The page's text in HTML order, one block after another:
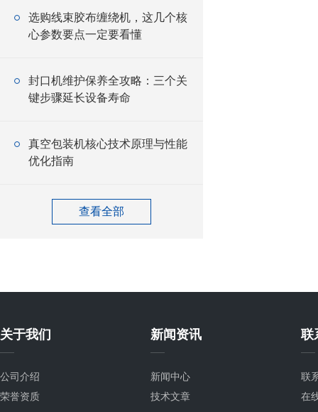
选购线束胶布缠绕机，这几个核
心参数要点一定要看懂
封口机维护保养全攻略：三个关
键步骤延长设备寿命
真空包装机核心技术原理与性能
优化指南
查看全部
关于我们
公司介绍
荣誉资质
新闻资讯
新闻中心
技术文章
联
联
在